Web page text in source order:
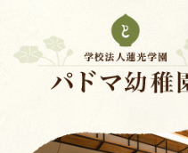
メインメニュー
ここから本文です。